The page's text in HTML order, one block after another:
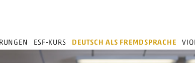
ESF-KURS DEUTSCH ALS FREMDSPRACHE